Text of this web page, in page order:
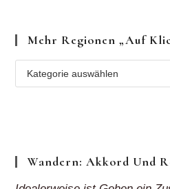
Mehr Regionen „auf
Regionen
Wandern: Akkord Und